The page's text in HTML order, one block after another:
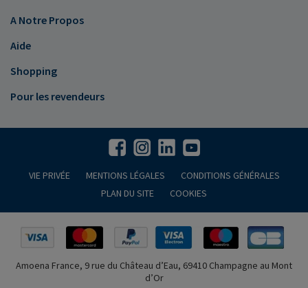
A Notre Propos
Aide
Shopping
Pour les revendeurs
VIE PRIVÉE MENTIONS LÉGALES
CONDITIONS GÉNÉRALES
PLAN DU SITE
COOKIES
Amoena France, 9 rue du Château d’Eau, 69410 Champagne au Mont
d’Or